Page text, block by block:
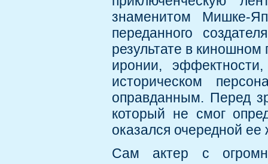
знаменитом Мишке-
переданного
результате в киношном
иронии,
историческом
оправданным. Перед
который не смог
оказался очередной ее
Сам актер с